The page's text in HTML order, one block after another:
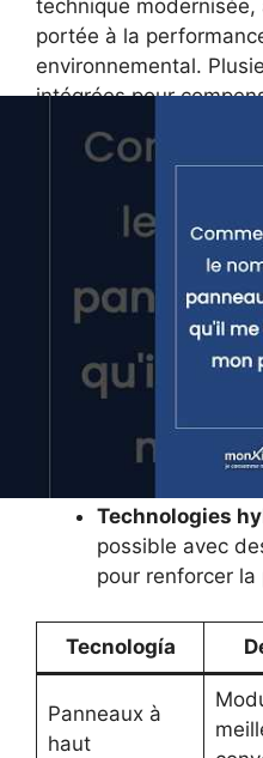
technique
portée à la
environnemental.
intégrées pour
Optimisation
modules à haut
produire plus
Gestion
capacité accrue
d’intégration au
Suivi
mise en place
monitorer les
Technologies
possible avec
pour renforcer
Tecnología
Panneaux à
haut